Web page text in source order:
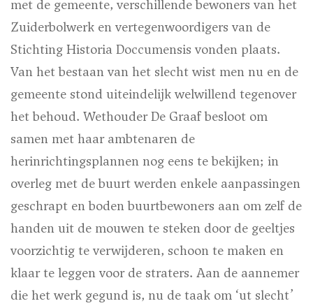
met de gemeente, verschillende bewoners van het
Zuiderbolwerk en vertegenwoordigers van de
Stichting Historia Doccumensis vonden plaats.
Van het bestaan van het slecht wist men nu en de
gemeente stond uiteindelijk welwillend tegenover
het behoud. Wethouder De Graaf besloot om
samen met haar ambtenaren de
herinrichtingsplannen nog eens te bekijken; in
overleg met de buurt werden enkele aanpassingen
geschrapt en boden buurtbewoners aan om zelf de
handen uit de mouwen te steken door de geeltjes
voorzichtig te verwijderen, schoon te maken en
klaar te leggen voor de straters. Aan de aannemer
die het werk gegund is, nu de taak om ‘ut slecht’